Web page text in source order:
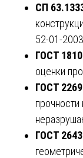
СП
52-01-
ГОСТ
оценки
ГОСТ
ГОСТ